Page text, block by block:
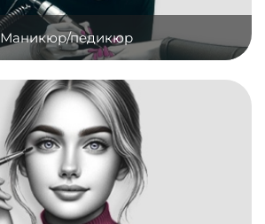
Маникюр/педикюр